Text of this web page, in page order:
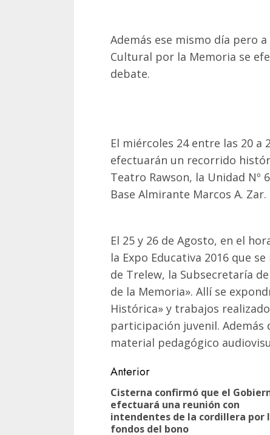
Además ese mismo día pero
Cultural por la Memoria se
debate.
El miércoles 24 entre las 20 a
efectuarán un recorrido
Teatro Rawson, la Unidad Nº
Base Almirante Marcos A. Zar.
El 25 y 26 de Agosto, en el
la Expo Educativa 2016 que
de Trelew, la Subsecretaría
de la Memoria». Allí se
Histórica» y trabajos
participación juvenil. Además
material pedagógico
Navegación
de
entradas
Anterior
Cisterna confirmó que el
efectuará una reunión con
intendentes de la cordillera por
fondos del bono